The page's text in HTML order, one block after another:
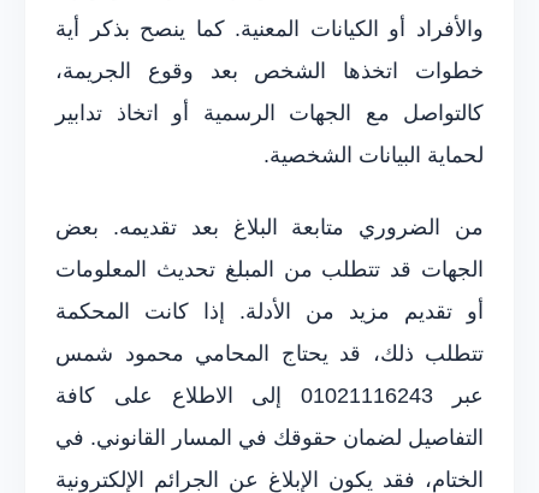
والأفراد أو الكيانات المعنية. كما ينصح بذكر أية
خطوات اتخذها الشخص بعد وقوع الجريمة،
كالتواصل مع الجهات الرسمية أو اتخاذ تدابير
لحماية البيانات الشخصية.
من الضروري متابعة البلاغ بعد تقديمه. بعض
الجهات قد تتطلب من المبلغ تحديث المعلومات
أو تقديم مزيد من الأدلة. إذا كانت المحكمة
تتطلب ذلك، قد يحتاج المحامي محمود شمس
عبر 01021116243 إلى الاطلاع على كافة
التفاصيل لضمان حقوقك في المسار القانوني. في
الختام، فقد يكون الإبلاغ عن الجرائم الإلكترونية